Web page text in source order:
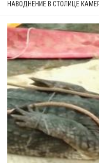
НАВОДНЕНИЕ В СТОЛИЦЕ